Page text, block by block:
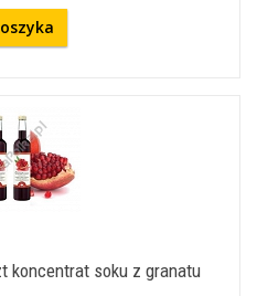
koncentrat soku z granatu